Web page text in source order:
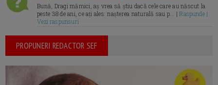
Bună, Dragi mămici, aș vrea să știu dacă cele care au născut la
peste 38 de ani, ce ați ales: nașterea naturală sau p... |Raspunde |
Vezi raspunsuri
PROPUNERI REDACTOR SEF